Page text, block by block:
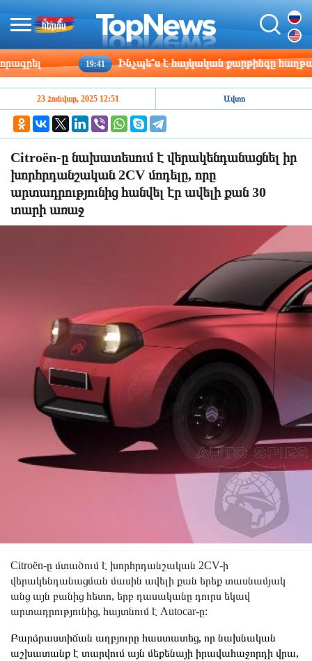
19:41 Ինչպե՞ս է հայկական քարթինգը
23 Հունվար, 2025 12:51 Ավտո
Citroën-ը նախատեսում է վերակենդանացնել իր
խորհրդանշական 2CV մոդելը, որը
արտադրությունից հանվել էր ավելի քան 30
տարի առաջ
Citroën-ը մտածում է խորհրդանշական 2CV-ի
վերակենդանացման մասին ավելի քան երեք տասնամյակ
անց այն բանից հետո, երբ դասականը դուրս եկավ
արտադրությունից, հայտնում է Autocar-ը:
Բարձրաստիճան աղբյուրը հաստատեց, որ նախնական
աշխատանք է տարվում այն մեքենայի իրավահաջորդի վրա,